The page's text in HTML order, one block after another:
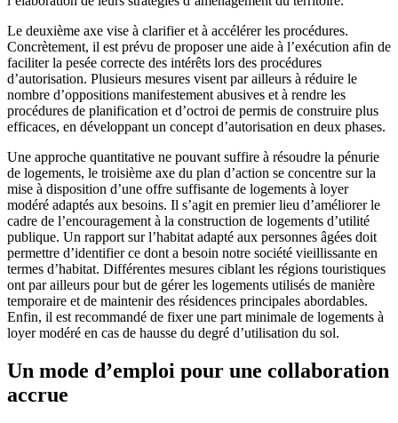
Le deuxième axe vise à clarifier et à accélérer les procédures.
Concrètement, il est prévu de proposer une aide à l’exécution afin de
faciliter la pesée correcte des intérêts lors des procédures
d’autorisation. Plusieurs mesures visent par ailleurs à réduire le
nombre d’oppositions manifestement abusives et à rendre les
procédures de planification et d’octroi de permis de construire plus
efficaces, en développant un concept d’autorisation en deux phases.
Une approche quantitative ne pouvant suffire à résoudre la pénurie
de logements, le troisième axe du plan d’action se concentre sur la
mise à disposition d’une offre suffisante de logements à loyer
modéré adaptés aux besoins. Il s’agit en premier lieu d’améliorer le
cadre de l’encouragement à la construction de logements d’utilité
publique. Un rapport sur l’habitat adapté aux personnes âgées doit
permettre d’identifier ce dont a besoin notre société vieillissante en
termes d’habitat. Différentes mesures ciblant les régions touristiques
ont par ailleurs pour but de gérer les logements utilisés de manière
temporaire et de maintenir des résidences principales abordables.
Enfin, il est recommandé de fixer une part minimale de logements à
loyer modéré en cas de hausse du degré d’utilisation du sol.
Un mode d’emploi pour une collaboration
accrue